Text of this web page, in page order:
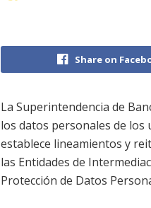
Share on
La Superintendencia de
los datos personales de los
establece lineamientos y
las Entidades de
Protección de Datos